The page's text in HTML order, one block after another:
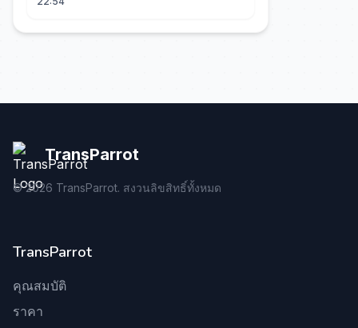
TransParrot
©2026 TransParrot. สงวนลิขสิทธิ์ทั้งหมด
TransParrot
คุณสมบัติ
ราคา